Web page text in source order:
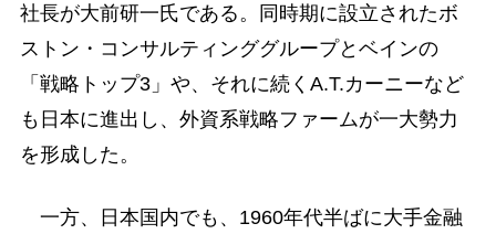
社長が大前研一氏である。同時期に設立されたボ
ストン・コンサルティンググループとベインの
「戦略トップ3」や、それに続くA.T.カーニーなど
も日本に進出し、外資系戦略ファームが一大勢力
を形成した。
一方、日本国内でも、1960年代半ばに大手金融